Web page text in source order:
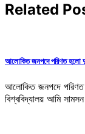
Related
আলোকিত জনপদে পরিণত হলো
আলোকিত জনপদে পরিণত
বিশ্ববিদ্যালয় আমি